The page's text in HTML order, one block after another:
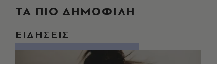
ΤΑ ΠΙΟ ΔΗΜΟΦΙΛΗ
ΕΙΔΗΣΕΙΣ